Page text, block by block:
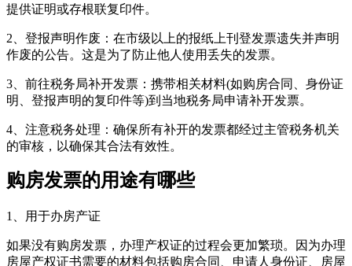
提供证明或存根联复印件。
2、登报声明作废：在市级以上的报纸上刊登发票遗失并声明
作废的公告。这是为了防止他人使用丢失的发票。
3、前往税务局补开发票：携带相关材料(如购房合同、身份证
明、登报声明的复印件等)到当地税务局申请补开发票。
4、注意税务处理：确保所有补开的发票都经过主管税务机关
的审核，以确保其合法有效性。
购房发票的用途有哪些
1、用于办房产证
如果没有购房发票，办理产权证的过程会更加繁琐。因为办理
房屋产权证书需要的材料包括购房合同、申请人身份证、房屋